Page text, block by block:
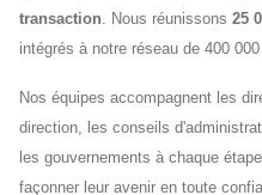
transaction. Nous réunissons 25
intégrés à notre réseau de 400
Nos équipes accompagnent les
direction, les conseils
les gouvernements à chaque
façonner leur avenir en toute